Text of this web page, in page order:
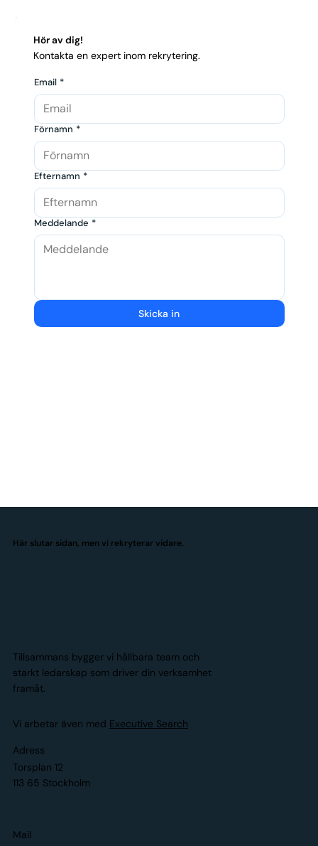
Hör av dig!
Kontakta en expert inom rekrytering.
Email *
Förnamn *
Efternamn *
Meddelande *
Skicka in
Här slutar sidan, men vi rekryterar vidare.
Tillsammans bygger vi hållbara team och
starkt ledarskap som driver din verksamhet
framåt.
Vi arbetar även med Executive Search
Adress
Torsplan 12
113 65 Stockholm
Mail